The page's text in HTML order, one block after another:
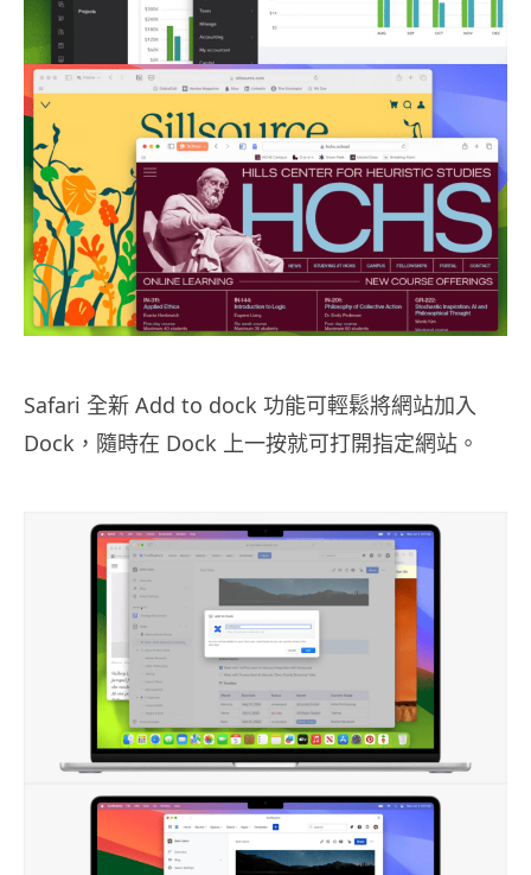
Safari 全新 Add to dock 功能可輕鬆將網站加入
Dock，隨時在 Dock 上一按就可打開指定網站。